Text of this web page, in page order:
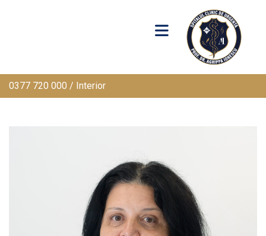
0377 720 000 / Interior